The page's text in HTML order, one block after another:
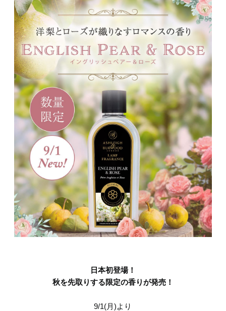
日本初登場！
秋を先取りする限定の香りが発売！
9/1(月)より